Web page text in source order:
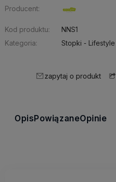
Producent:
Kod produktu:
NNS1
Kategoria:
Stopki - Lifestyle
zapytaj o produkt
OpisPowiązaneOpinie